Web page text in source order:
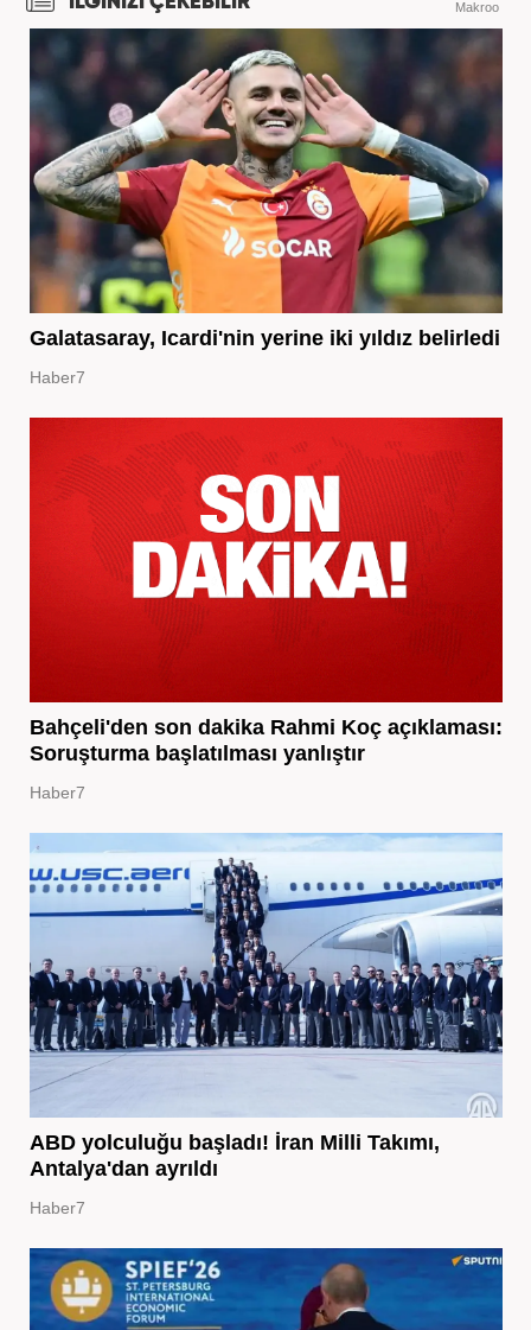
Makroo
Galatasaray, Icardi'nin yerine iki yıldız belirledi
Haber7
Bahçeli'den son dakika Rahmi Koç açıklaması:
Soruşturma başlatılması yanlıştır
Haber7
ABD yolculuğu başladı! İran Milli Takımı,
Antalya'dan ayrıldı
Haber7